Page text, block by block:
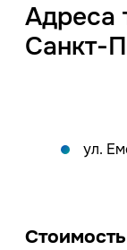
Адреса
Санкт-
ул.